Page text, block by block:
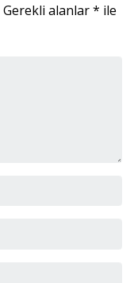
Gerekli alanlar* ile